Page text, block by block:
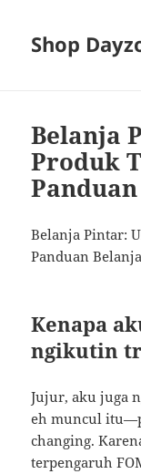
Shop
Belanja
Produk
Belanja Pintar:
Panduan
Kenapa
ngikutin
Jujur, aku juga
eh muncul
changing.
terpengaruh